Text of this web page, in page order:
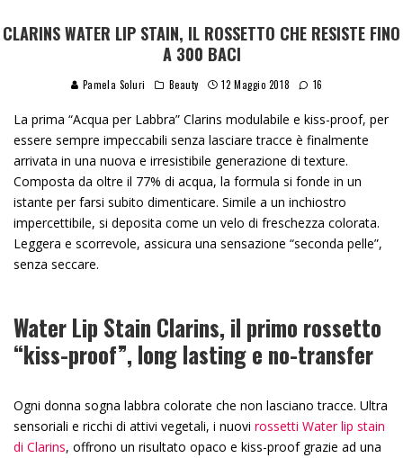
CLARINS WATER LIP STAIN, IL ROSSETTO CHE RESISTE FINO
A 300 BACI
Pamela Soluri Beauty 12 Maggio 2018 16
La prima “Acqua per Labbra” Clarins modulabile e kiss-proof, per
essere sempre impeccabili senza lasciare tracce è finalmente
arrivata in una nuova e irresistibile generazione di texture.
Composta da oltre il 77% di acqua, la formula si fonde in un
istante per farsi subito dimenticare. Simile a un inchiostro
impercettibile, si deposita come un velo di freschezza colorata.
Leggera e scorrevole, assicura una sensazione “seconda pelle”,
senza seccare.
Water Lip Stain Clarins, il primo rossetto
“kiss-proof”, long lasting e no-transfer
Ogni donna sogna labbra colorate che non lasciano tracce. Ultra
sensoriali e ricchi di attivi vegetali, i nuovi rossetti Water lip stain
di Clarins, offrono un risultato opaco e kiss-proof grazie ad una